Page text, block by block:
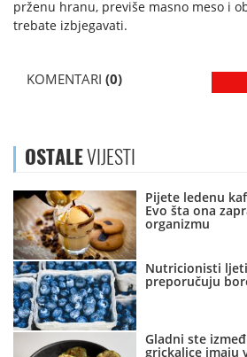
prženu hranu, previše masno meso i
trebate izbjegavati.
KOMENTARI (0)
OSTALEVIJESTI
Pijete ledenu
Evo šta ona
organizmu
Nutricionisti
preporučuju
Gladni ste
grickalice imaju